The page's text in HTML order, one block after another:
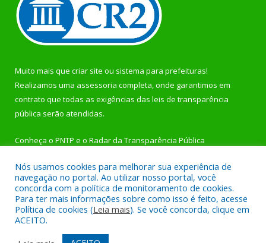
Muito mais que criar site ou sistema para prefeituras!
Realizamos uma assessoria completa, onde garantimos em
contrato que todas as exigências das leis de transparência
pública serão atendidas.
Conheça o PNTP e o Radar da Transparência Pública
Todos os direitos reservados a Prefeitura Municipal de
Rurópolis.
Nós usamos cookies para melhorar sua experiência de
navegação no portal. Ao utilizar nosso portal, você
concorda com a política de monitoramento de cookies.
Para ter mais informações sobre como isso é feito, acesse
Política de cookies (Leia mais). Se você concorda, clique em
ACEITO.